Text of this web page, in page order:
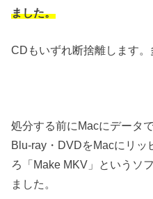
ました。
CDもいずれ断捨離します。
処分する前にMacにデータ
Blu-ray・DVDをMacにリッ
ろ「Make MKV」というソ
ました。